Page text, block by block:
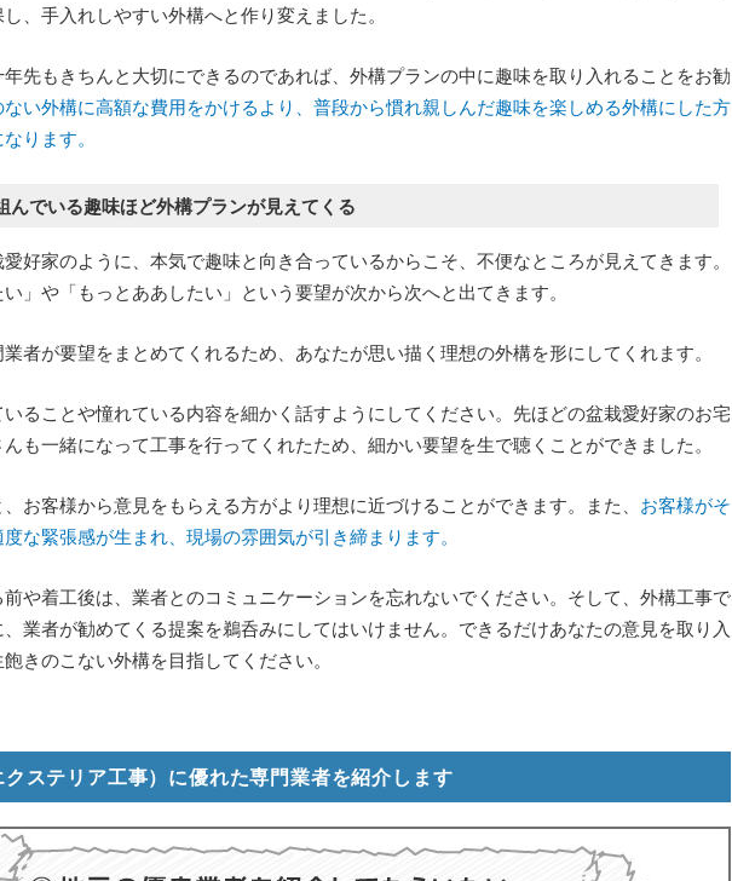
、手入れしやすい外構へと作り変えました。
年先もきちんと大切にできるのであれば、外構プランの中に趣味を取り入れることをお勧
ない外構に高額な費用をかけるより、普段から慣れ親しんだ趣味を楽しめる外構にした方
ります。
んでいる趣味ほど外構プランが見えてくる
好家のように、本気で趣味と向き合っているからこそ、不便なところが見えてきます。
い」や「もっとああしたい」という要望が次から次へと出てきます。
者が要望をまとめてくれるため、あなたが思い描く理想の外構を形にしてくれます。
ることや憧れている内容を細かく話すようにしてください。先ほどの盆栽愛好家のお宅
も一緒になって工事を行ってくれたため、細かい要望を生で聴くことができました。
お客様から意見をもらえる方がより理想に近づけることができます。また、 お客様がそ
な緊張感が生まれ、現場の雰囲気が引き締まります。
や着工後は、業者とのコミュニケーションを忘れないでください。そして、外構工事で
業者が勧めてくる提案を鵜呑みにしてはいけません。できるだけあなたの意見を取り入
きのこない外構を目指してください。
ステリア工事）に優れた専門業者を紹介します